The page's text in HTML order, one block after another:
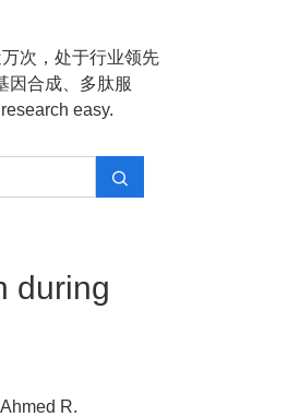
次，处于行业领先
因合成、多肽服
easy.
during
R.